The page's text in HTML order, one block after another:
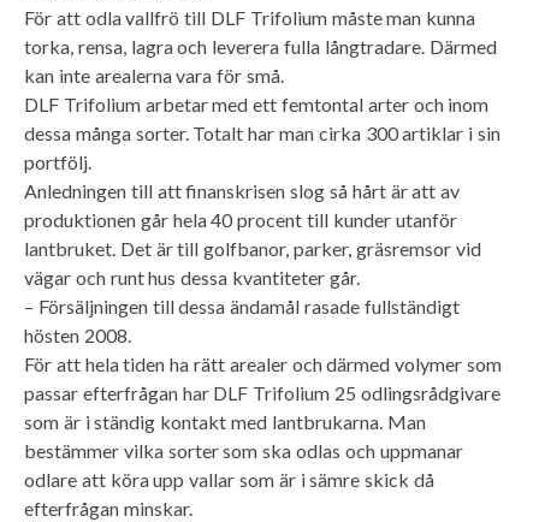
För att odla vallfrö till DLF Trifolium måste man kunna
torka, rensa, lagra och leverera fulla långtradare. Därmed
kan inte arealerna vara för små.
DLF Trifolium arbetar med ett femtontal arter och inom
dessa många sorter. Totalt har man cirka 300 artiklar i sin
portfölj.
Anledningen till att finanskrisen slog så hårt är att av
produktionen går hela 40 procent till kunder utanför
lantbruket. Det är till golfbanor, parker, gräsremsor vid
vägar och runt hus dessa kvantiteter går.
– Försäljningen till dessa ändamål rasade fullständigt
hösten 2008.
För att hela tiden ha rätt arealer och därmed volymer som
passar efterfrågan har DLF Trifolium 25 odlingsrådgivare
som är i ständig kontakt med lantbrukarna. Man
bestämmer vilka sorter som ska odlas och uppmanar
odlare att köra upp vallar som är i sämre skick då
efterfrågan minskar.